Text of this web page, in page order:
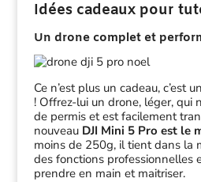
Idées cadeaux pour
Un drone complet et
Ce n’est plus un cadeau, c’est
! Offrez-lui un drone, léger, qui
de permis et est facilement
nouveau DJI Mini 5 Pro est le
moins de 250g, il tient dans la
des fonctions professionnelles
prendre en main et maitriser.